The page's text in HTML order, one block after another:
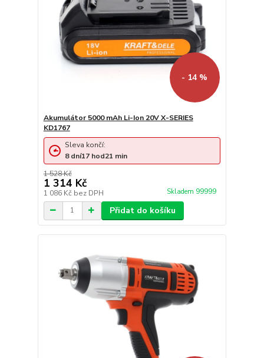
- 14 %
Akumulátor 5000 mAh Li-Ion 20V X-SERIES
KD1767
1 528 Kč
1 314 Kč
1 086 Kč bez DPH Skladem 99999
Sleva končí:
8 dní17 hod21 min
Přidat do košíku